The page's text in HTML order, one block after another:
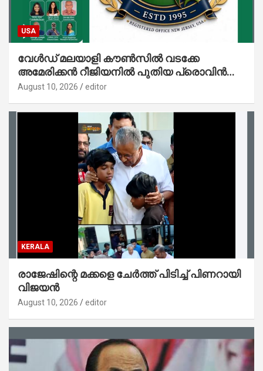
USA
വേൾഡ് മലയാളി കൗൺസിൽ വടക്കേ
അമേരിക്കൻ റീജിയനിൽ പുതിയ പ്രൊവിൻസ്;
ഗ്രേറ്റർ ഷാർലറ്റ് പ്രൊവിൻസിന് തുടക്കം
August 10, 2026 editor
KERALA
രാജേഷിന്റെ മക്കളെ ചേർത്ത് പിടിച്ച് പിണറായി
വിജയൻ
August 10, 2026 editor